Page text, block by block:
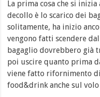
La prima cosa che si
decollo è lo scarico dei
solitamente, ha inizio
vengono fatti scendere
bagaglio dovrebbero già
poi uscire quanto prima
viene fatto rifornimento
food&drink anche sul volo